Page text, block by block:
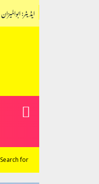
ایڈیٹر: ابوالمیزان
Search for: